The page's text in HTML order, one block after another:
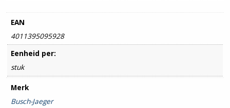
EAN
4011395095928
Eenheid per:
stuk
Merk
Busch-Jaeger